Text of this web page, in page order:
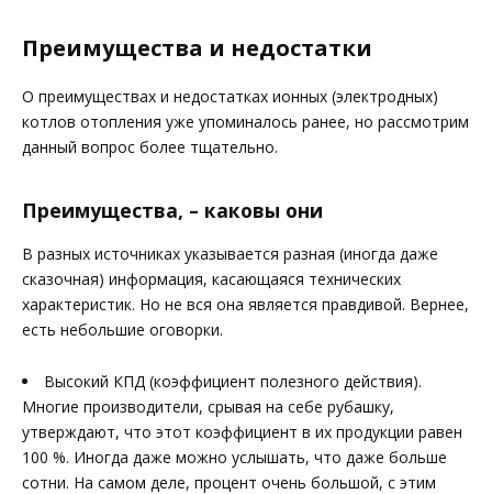
Преимущества и недостатки
О преимуществах и недостатках ионных (электродных)
котлов отопления уже упоминалось ранее, но рассмотрим
данный вопрос более тщательно.
Преимущества, – каковы они
В разных источниках указывается разная (иногда даже
сказочная) информация, касающаяся технических
характеристик. Но не вся она является правдивой. Вернее,
есть небольшие оговорки.
Высокий КПД (коэффициент полезного действия).
Многие производители, срывая на себе рубашку,
утверждают, что этот коэффициент в их продукции равен
100 %. Иногда даже можно услышать, что даже больше
сотни. На самом деле, процент очень большой, с этим